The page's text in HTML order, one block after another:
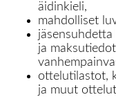
äidinkieli,
mahdolliset
ja
ottelutilastot,
ja muut